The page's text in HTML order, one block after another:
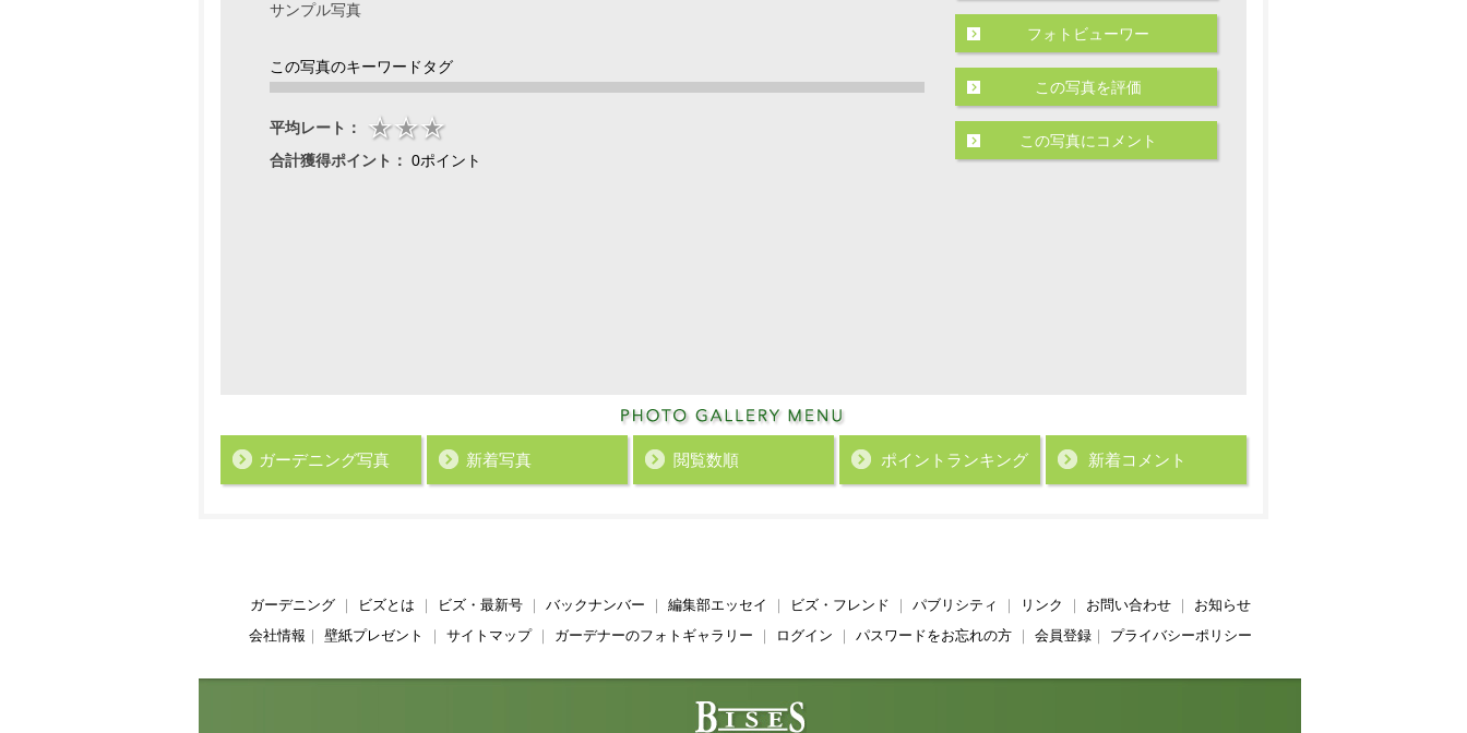
サンプル写真
この写真のキーワードタグ
平均レート：
合計獲得ポイント： 0ポイント
フォトビューワー
この写真を評価
この写真にコメント
ガーデニング写真 新着写真 閲覧数順 ポイント ランキング 新着コメント
ガーデニング｜ ビズとは ビズ・最新号｜ バックナンバー 編集部エッセイ ビズ・フレンド パブリシティ リンク お問い合わせ｜ お知らせ
会社情報
壁紙プレゼント サイトマップ｜ ガーデナーのフォトギャラリー ログイン パスワードをお忘れの方｜ 会員登録｜ プライバシーポリシー